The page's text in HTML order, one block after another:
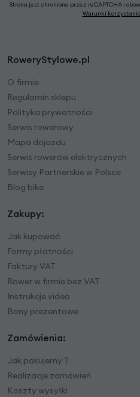
Strona jest chroniona przez reCAPTCHA i
Warunki
RoweryStylowe.pl
O firmie
Regulamin sklepu
Polityka prywatności
Serwis rowerowy
Mapa dojazdu
Serwis rowerów elektrycznych
Serwisy Partnerskie w Polsce
Blog bike
Zakupy:
Jak kupować
Formy płatności
Faktury VAT
Rower w firmie bez VAT
Instrukcje video
Bony prezentowe
Zamówienia:
Jak pakujemy ?
Realizacje zamówień
Koszty wysyłki